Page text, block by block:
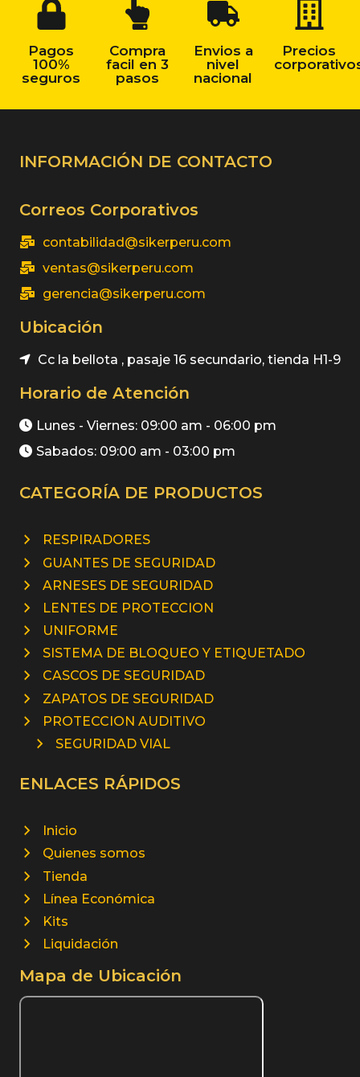
Pagos
100%
seguros
Compra
facil en 3
pasos
Envios a
nivel
nacional
Precios
INFORMACIÓN DE CONTACTO
Correos Corporativos
contabilidad@sikerperu.com
ventas@sikerperu.com
gerencia@sikerperu.com
Ubicación
Cc la bellota , pasaje 16 secundario, tienda H1-9
Horario de Atención
Lunes - Viernes: 09:00 am - 06:00 pm
Sabados: 09:00 am - 03:00 pm
CATEGORÍA DE PRODUCTOS
RESPIRADORES
GUANTES DE SEGURIDAD
ARNESES DE SEGURIDAD
LENTES DE PROTECCION
UNIFORME
SISTEMA DE BLOQUEO Y ETIQUETADO
CASCOS DE SEGURIDAD
ZAPATOS DE SEGURIDAD
PROTECCION AUDITIVO
SEGURIDAD VIAL
ENLACES RÁPIDOS
Inicio
Quienes somos
Tienda
Línea Económica
Kits
Liquidación
Mapa de Ubicación